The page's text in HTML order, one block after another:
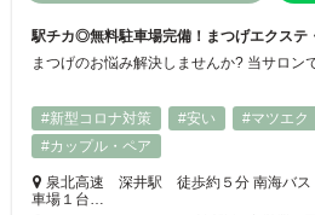
駅チカ◎無料駐車場完備！まつげエクステ
#新型コロナ対策
#安い #マツエク
#カップル・ペア
泉北高速 深井駅 徒歩約５分 南海バ
車場１台…